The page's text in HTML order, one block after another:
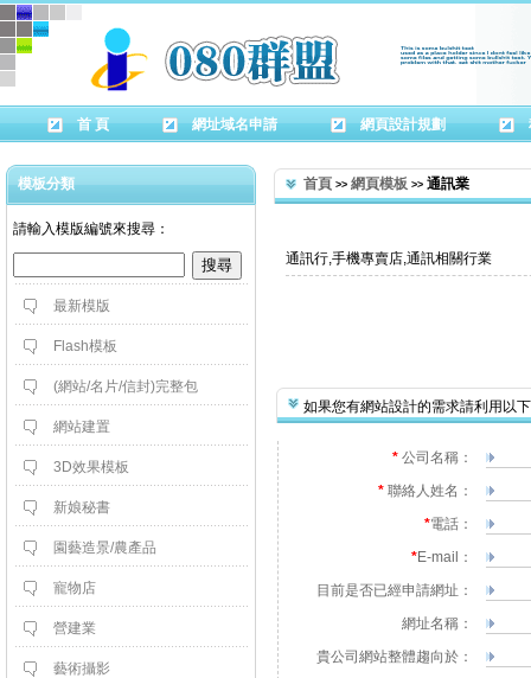
首 頁 網址域名申請 網頁設計規劃
模板分類
請輸入模版編號來搜尋：
最新模版
Flash模板
(網站/名片/信封)完整包
網站建置
3D效果模板
新娘秘書
園藝造景/農產品
寵物店
營建業
藝術攝影
首頁 >> 網頁模板 >> 通訊業
通訊行,手機專賣店,通訊相關行業
如果您有網站設計的需求請利用以
* 公司名稱：
* 聯絡人姓名：
*電話：
*E-mail：
目前是否已經申請網址：
網址名稱：
貴公司網站整體趨向於：